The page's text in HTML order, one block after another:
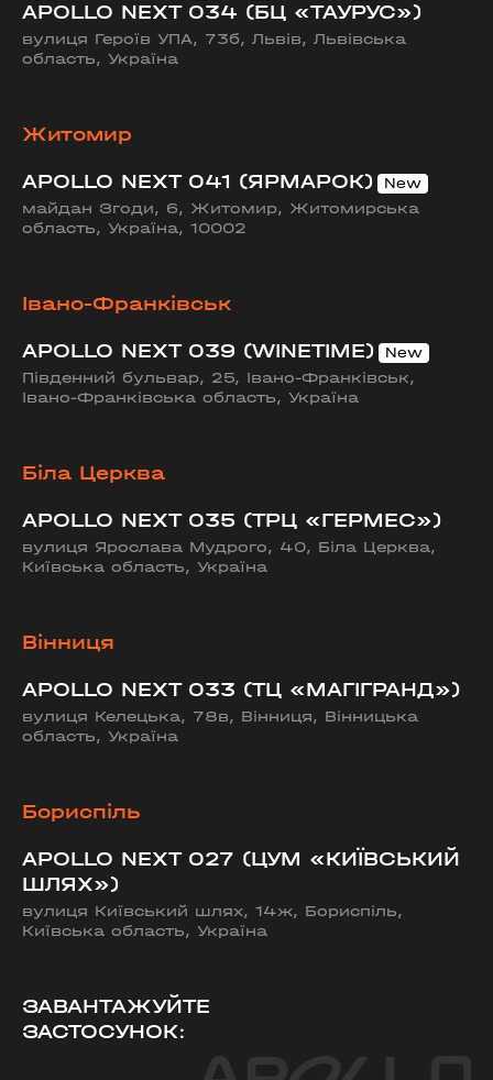
APOLLO NEXT 034 (БЦ «ТАУРУС»)
вулиця Героїв УПА, 73б, Львів, Львівська
область, Україна
Житомир
APOLLO NEXT 041 (ЯРМАРОК)
майдан Згоди, 6, Житомир, Житомирська
область, Україна, 10002
Івано-Франківськ
APOLLO NEXT 039 (WINETIME)
Південний бульвар, 25, Івано-Франківськ,
Івано-Франківська область, Україна
Біла Церква
APOLLO NEXT 035 (ТРЦ «ГЕРМЕС»)
вулиця Ярослава Мудрого, 40, Біла Церква,
Київська область, Україна
Вінниця
APOLLO NEXT 033 (ТЦ «МАГІГРАНД»)
вулиця Келецька, 78в, Вінниця, Вінницька
область, Україна
Бориспіль
APOLLO NEXT 027 (ЦУМ «КИЇВСЬКИЙ
ШЛЯХ»)
вулиця Київський шлях, 14ж, Бориспіль,
Київська область, Україна
ЗАВАНТАЖУЙТЕ
ЗАСТОСУНОК: